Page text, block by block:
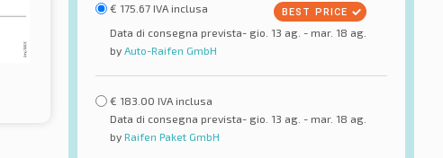
€ 175.67 IVA inclusa
Data di consegna prevista- gio. 13 ag. - mar. 18 ag.
by Auto-Raifen GmbH
€ 183.00 IVA inclusa
Data di consegna prevista- gio. 13 ag. - mar. 18 ag.
by Raifen Paket GmbH